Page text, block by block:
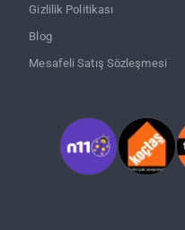
Gizlilik Politikası
Blog
Mesafeli Satış Sözleşmesi